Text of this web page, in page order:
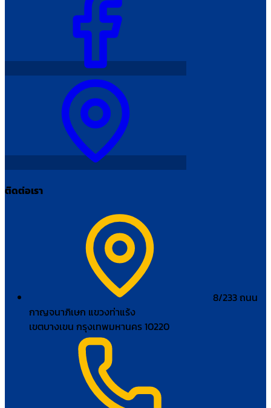
ติดต่อเรา
8/233 ถนน
กาญจนาภิเษก แขวงท่าแร้ง
เขตบางเขน กรุงเทพมหานคร 10220